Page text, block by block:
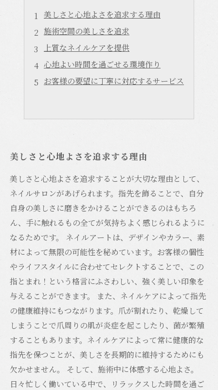
美しさと心地よさを追求する理由
施術空間の美しさを追求
上質なネイルケアを提供
心地よい時間を過ごせる環境作り
お客様の要望に丁寧に対応するサービス
美しさと心地よさを追求する理由
美しさと心地よさを追求することが大切な理由として、
ネイルサロンがあげられます。指先を飾ることで、自分
自身の美しさに磨きをかけることができるのはもちろ
ん、手に触れるもの全てが気持ちよく感じられるように
なるためです。 ネイルアートは、デザインやカラー、素
材によって無限の可能性を秘めています。お客様の個性
やライフスタイルに合わせてセレクトすることで、この
指とまれ！という格言にふさわしい、強く美しい印象を
与えることができます。 また、ネイルケアによって指先
の健康維持にもつながります。爪が割れたり、乾燥して
しまうことで爪周りの肌が炎症を起こしたり、菌が繁殖
することもあります。ネイルケアによって常に健康的な
指先を保つことが、美しさを長期的に維持するためにも
欠かせません。 そして、施術中に体感する心地よさ。
日々忙しく働いている中で、リラックスした時間を過ご